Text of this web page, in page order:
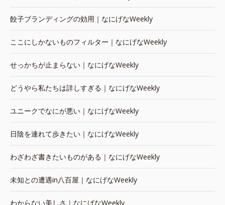
餃子ブランディングの効用｜なにげなWeekly
ここにしかないものフィルター｜なにげなWeekly
せっかちが止まらない｜なにげなWeekly
どうやら私たちは詳しすぎる｜なにげなWeekly
ユニークでなにが悪い｜なにげなWeekly
日陰を連れて歩きたい｜なにげなWeekly
わざわざ書きたいものがある｜なにげなWeekly
未知との遭遇in八百屋｜なにげなWeekly
わからない美しさ｜なにげなWeekly